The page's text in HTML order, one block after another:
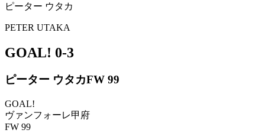
ピーター ウタカ
PETER UTAKA
GOAL! 0-3
ピーター ウタカFW 99
GOAL!
ヴァンフォーレ甲府
FW 99